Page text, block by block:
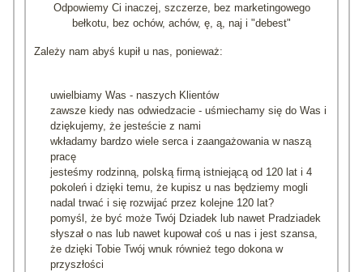
Odpowiemy Ci inaczej, szczerze, bez marketingowego
bełkotu, bez ochów, achów, ę, ą, naj i "debest"
Zależy nam abyś kupił u nas, ponieważ:
uwielbiamy Was - naszych Klientów
zawsze kiedy nas odwiedzacie - uśmiechamy się do Was i
dziękujemy, że jesteście z nami
wkładamy bardzo wiele serca i zaangażowania w naszą
pracę
jesteśmy rodzinną, polską firmą istniejącą od 120 lat i 4
pokoleń i dzięki temu, że kupisz u nas będziemy mogli
nadal trwać i się rozwijać przez kolejne 120 lat?
pomyśl, że być może Twój Dziadek lub nawet Pradziadek
słyszał o nas lub nawet kupował coś u nas i jest szansa,
że dzięki Tobie Twój wnuk również tego dokona w
przyszłości